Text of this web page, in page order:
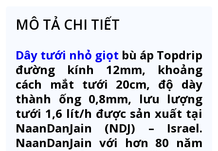
MÔ TẢ CHI TIẾT
Dây tưới nhỏ giọt bù áp Topdrip
đường kính 12mm, khoảng
cách mắt tưới 20cm, độ dày
thành ống 0,8mm, lưu lượng
tưới 1,6 lít/h được sản xuất tại
NaanDanJain (NDJ) – Israel.
NaanDanJain với hơn 80 năm